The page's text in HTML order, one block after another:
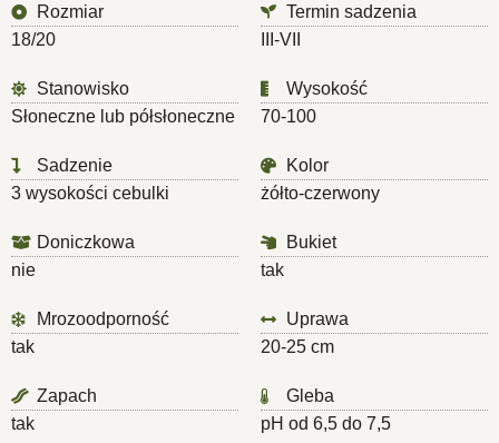
Rozmiar
18/20
Termin sadzenia
III-VII
Stanowisko
Słoneczne lub półsłoneczne
Wysokość
70-100
Sadzenie
3 wysokości cebulki
Kolor
żółto-czerwony
Doniczkowa
nie
Bukiet
tak
Mrozoodporność
tak
Uprawa
20-25 cm
Zapach
tak
Gleba
pH od 6,5 do 7,5